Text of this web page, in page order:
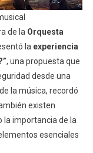
de la Orquesta
la experiencia
, una propuesta que
desde una
la música, recordó
existen
la importancia de la
esenciales